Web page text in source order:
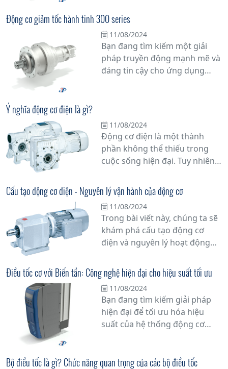
hiệu suất cao. Với thiết kế chắc
chắn và đa dạng các tính năng,
động cơ này đem lại nhiều ưu
điểm vượt trội, từ khả năng
chịu tải nặng đến tuổi thọ cao
và linh hoạt về tốc độ.
Động cơ giảm tốc hành tinh 300 series
11/08/2024
Bạn đang tìm kiếm một giải
pháp truyền động mạnh mẽ và
đáng tin cậy cho ứng dụng
là lựa chọn hàng đầu mà bạn
không thể bỏ qua.
Ý nghĩa động cơ điện là gì?
11/08/2024
Động cơ điện là một thành
phần không thể thiếu trong
cuộc sống hiện đại. Tuy nhiên,
trọng đến vậy không? Bài viết
này sẽ đi sâu vào ý nghĩa động
cơ điện và vai trò của nó trong
cuộc sống hàng ngày của
chúng ta.
Cấu tạo động cơ điện - Nguyên lý vận hành của động cơ
11/08/2024
Trong bài viết này, chúng ta sẽ
khám phá cấu tạo động cơ
điện và nguyên lý hoạt động
không thể thiếu trong nhiều
thiết bị điện tử và ứng dụng
công nghiệp. Tìm hiểu sâu hơn
về cách mà động cơ điện hoạt
động và tại sao chúng lại là trái
tim của hệ thống máy móc và
Điều tốc cơ với Biến tần: Công nghệ hiện đại cho hiệu suất tối ưu
11/08/2024
Bạn đang tìm kiếm giải pháp
hiện đại để tối ưu hóa hiệu
suất của hệ thống động cơ
Biến tần - một giải pháp tiên
Bộ điều tốc là gì? Chức năng quan trọng của các bộ điều tốc